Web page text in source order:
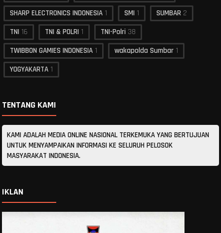
SHARP ELECTRONICS INDONESIA 1 SMI 1 SUMBAR 2
TNI 16 TNI & POLRI 1 TNI-Polri 38
TWIBBON GAMIES INDONESIA 1 wakapolda Sumbar 1
YOGYAKARTA 1
TENTANG KAMI
KAMI ADALAH MEDIA ONLINE NASIONAL TERKEMUKA YANG BERTUJUAN
UNTUK MENYAMPAIKAN INFORMASI KE SELURUH PELOSOK
MASYARAKAT INDONESIA.
IKLAN